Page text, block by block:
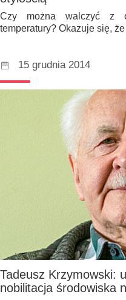
Czy można walczyć z
temperatury? Okazuje się,
15 grudnia 2014
Tadeusz Krzymowski:
nobilitacja środowiska